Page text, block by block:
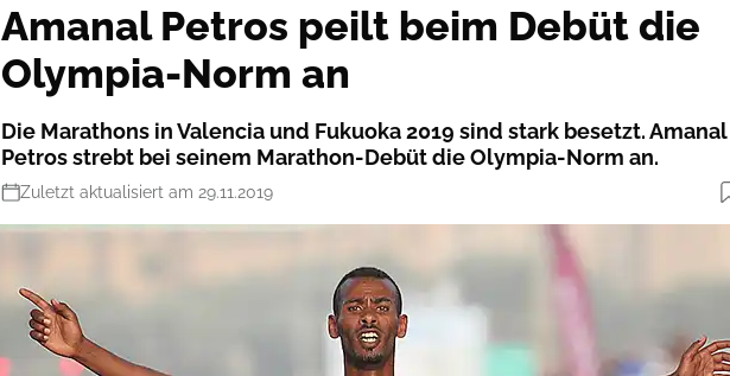
Amanal Petros peilt beim Debüt die
Olympia-Norm an
Die Marathons in Valencia und Fukuoka 2019 sind stark besetzt. Amanal
Petros strebt bei seinem Marathon-Debüt die Olympia-Norm an.
Zuletzt aktualisiert am 29.11.2019